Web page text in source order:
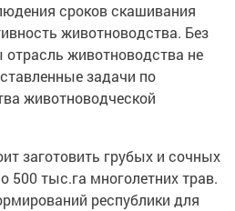
сроков скашивания
животноводства. Без
животноводства не
задачи по
животноводческой
заготовить грубых и сочных
500 тыс.га многолетних трав.
республики для